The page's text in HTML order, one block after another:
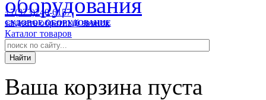
СУДОВОЕ ОБОРУДОВАНИЕ
+7(923)240-6157
заказать обратный звонок
Каталог товаров
Ваша корзина пуста